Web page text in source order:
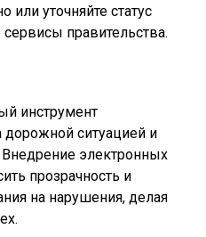
или уточняйте статус
правительства.
инструмент
дорожной ситуацией и
электронных
прозрачность и
на нарушения, делая